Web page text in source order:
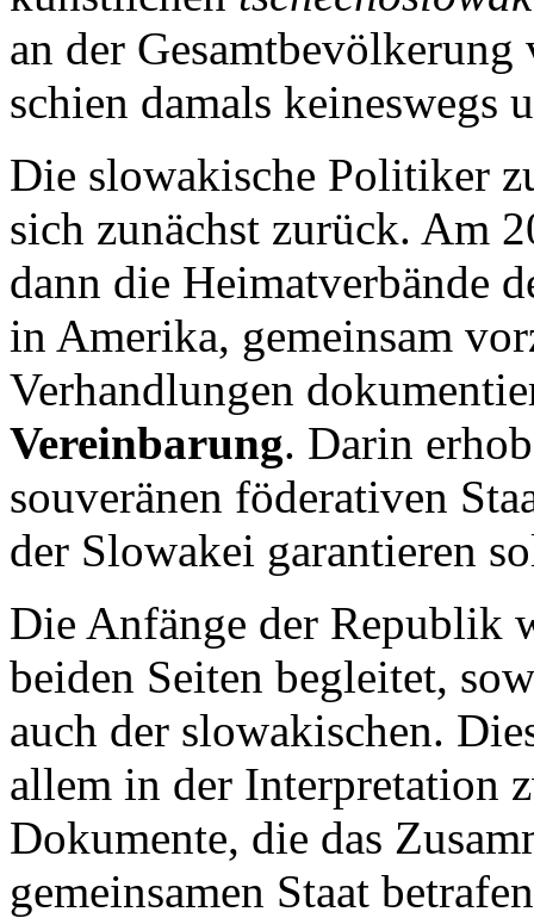
an der
schien damals keineswegs
Die slowakische Politiker
sich zunächst zurück. Am
dann die Heimatverbände
in Amerika, gemeinsam
Verhandlungen
Vereinbarung. Darin
souveränen föderativen
der Slowakei garantieren
Die Anfänge der Republik
beiden Seiten begleitet,
auch der slowakischen.
allem in der Interpretation
Dokumente, die das
gemeinsamen Staat